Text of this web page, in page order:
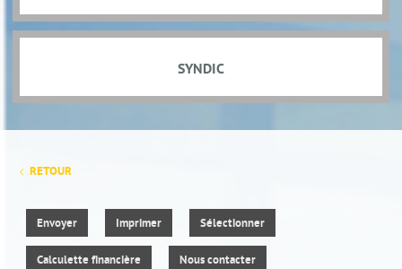
SYNDIC
RETOUR
Envoyer Imprimer Sélectionner
Calculette financière Nous contacter